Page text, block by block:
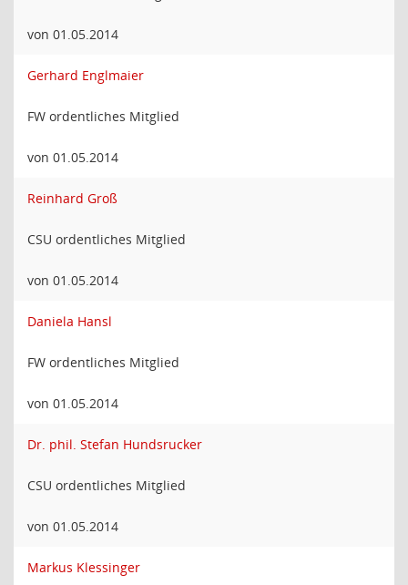
von 01.05.2014
Gerhard Englmaier
FW ordentliches Mitglied
von 01.05.2014
Reinhard Groß
CSU ordentliches Mitglied
von 01.05.2014
Daniela Hansl
FW ordentliches Mitglied
von 01.05.2014
Dr. phil. Stefan Hundsrucker
CSU ordentliches Mitglied
von 01.05.2014
Markus Klessinger